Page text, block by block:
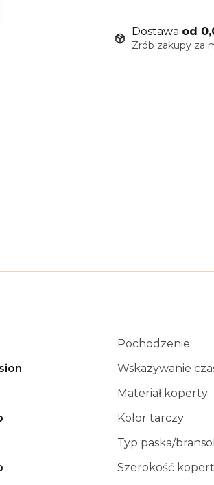
Dostawa od
Zrób zakupy za
Pochodzenie
Wskazywanie
Materiał koperty
Kolor tarczy
Typ paska/
Szerokość